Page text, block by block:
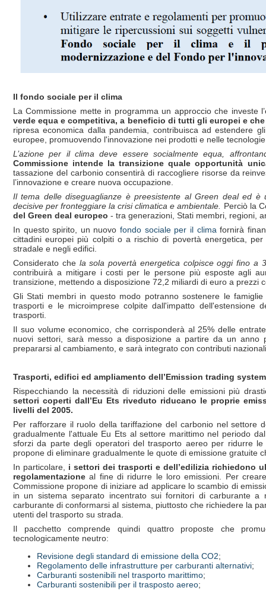
Il fondo sociale per il clima
La Commissione mette in programma un approccio che investe
verde equa e competitiva, a beneficio di tutti gli europei e
ripresa economica dalla pandemia, contribuisca ad estendere
europee, promuovendo l'innovazione nei prodotti e nelle
L’azione per il clima deve essere socialmente equa,
Commissione intende la transizione quale opportunità
tassazione del carbonio consentirà di raccogliere risorse da
l’innovazione e creare nuova occupazione.
Il tema delle diseguaglianze è preesistente al Green deal ed
decisive per fronteggiare la crisi climatica e ambientale.
Perciò la
del Green deal europeo - tra generazioni, Stati membri, regioni,
In questo spirito, un nuovofondo sociale per il clima fornirà
cittadini europei più colpiti o a rischio di povertà energetica, per
stradale e negli edifici.
Considerato che la sola povertà energetica colpisce oggi fino a
contribuirà a mitigare i costi per le persone più esposte agli
transizione, mettendo a disposizione 72,2 miliardi di euro a prezzi
Gli Stati membri in questo modo potranno sostenere le
trasporti e le microimprese colpite dall'impatto dell'estensione
trasporti.
Il suo volume economico, che corrisponderà al 25% delle
nuovi settori, sarà messo a disposizione a partire da un
prepararsi al cambiamento, e sarà integrato con contributi
Trasporti, edifici ed ampliamento dell’Emission trading system
Rispecchiando la necessità di riduzioni delle emissioni più
settori coperti dall’Eu Ets riveduto riducano le proprie
livelli del 2005.
Per rafforzare il ruolo della tariffazione del carbonio nel settore
gradualmente l'attuale Eu Ets al settore marittimo nel periodo
sforzi da parte degli operatori del trasporto aereo per ridurre
propone di eliminare gradualmente le quote di emissione gratuite
In particolare, i settori dei trasporti e dell’edilizia richiedono
regolamentazione al fine di ridurre le loro emissioni. Per
Commissione propone di iniziare ad applicare lo scambio di
in un sistema separato incentrato sui fornitori di carburante a
carburante di conformarsi al sistema, piuttosto che richiedere la
utenti del trasporto su strada.
Il pacchetto comprende quindi quattro proposte che
tecnologicamente neutro:
Revisione degli standard di emissione della CO2;
Regolamento delle infrastrutture per carburanti alternativi;
Carburanti sostenibili nel trasporto marittimo;
Carburanti sostenibili per il trasposto aereo;